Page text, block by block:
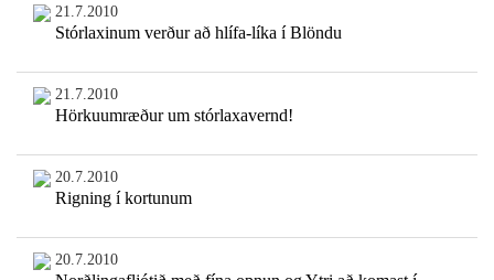
21.7.2010
Stórlaxinum verður að hlífa-líka í Blöndu
21.7.2010
Hörkuumræður um stórlaxavernd!
20.7.2010
Rigning í kortunum
20.7.2010